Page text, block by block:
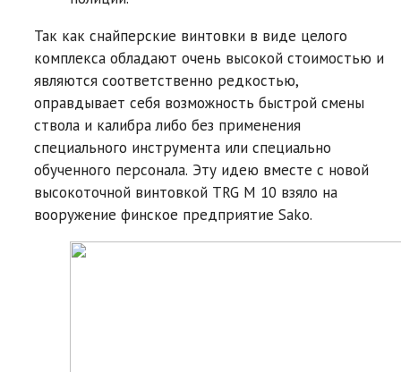
Так как снайперские винтовки в виде целого
комплекса обладают очень высокой стоимостью и
являются соответственно редкостью,
оправдывает себя возможность быстрой смены
ствола и калибра либо без применения
специального инструмента или специально
обученного персонала. Эту идею вместе с новой
высокоточной винтовкой TRG M 10 взяло на
вооружение финское предприятие Sako.